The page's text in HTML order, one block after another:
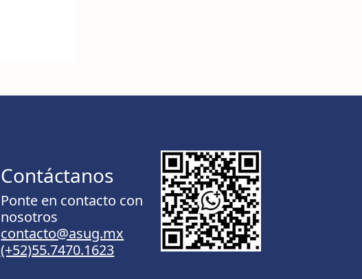
Contáctanos
Ponte en contacto con
nosotros
contacto@asug.mx
(+52)55.7470.1623